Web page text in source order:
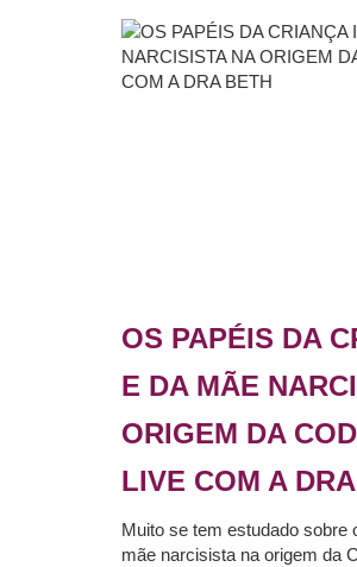
OS PAPÉIS DA
E DA MÃE
ORIGEM DA
LIVE COM A
Muito se tem estudado sobre
mãe narcisista na origem da